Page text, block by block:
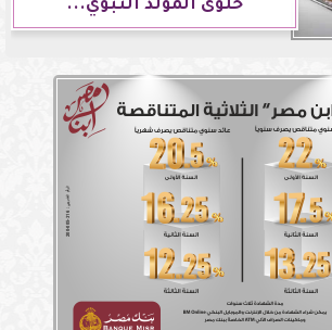
حلوى المولد النبوي...